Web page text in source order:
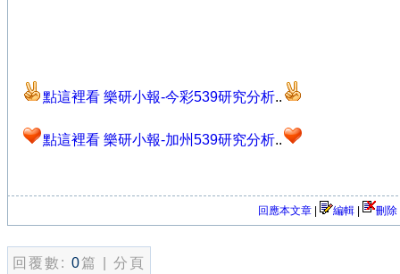
點這裡看 樂研小報-今彩539研究分析..
點這裡看 樂研小報-加州539研究分析..
回應本文章 編輯 刪除
回覆數: 0篇 | 分頁